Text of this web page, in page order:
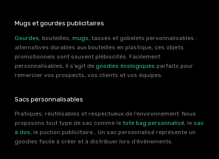
Mugs et gourdes publicitaires
Gourdes , bouteilles, mugs , tasses et gobelets personnalisables :
alternatives durables aux bouteilles en plastique, ces objets
promotionnels sont souvent plébiscités. Facilement
personnalisables, il s’agit de goodies écologiques parfaits pour
remercier vos prospects, vos clients et vos équipes.
Sacs personnalisables
Pratiques, réutilisables et respectueux de l’environnement. Nous
proposons tout type de sac comme le tote bag personnalisé, le sac
à dos, le pochon publicitaire… Un sac personnalisé représente un
goodies facile à créer et à distribuer lors d’événements.